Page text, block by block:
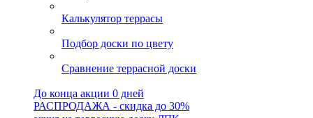
Калькулятор террасы
Подбор доски по цвету
Сравнение террасной доски
До конца акции 0 дней
РАСПРОДАЖА - скидка до 30%